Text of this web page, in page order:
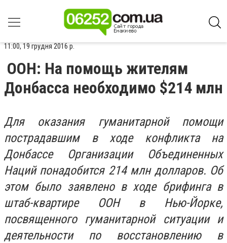
11:00, 19 грудня 2016 р.
ООН: На помощь жителям
Донбасса необходимо $214 млн
Для оказания гуманитарной помощи
пострадавшим в ходе конфликта на
Донбассе Организации Объединенных
Наций понадобится 214 млн долларов. Об
этом было заявлено в ходе брифинга в
штаб-квартире ООН в Нью-Йорке,
посвященного гуманитарной ситуации и
деятельности по восстановлению в